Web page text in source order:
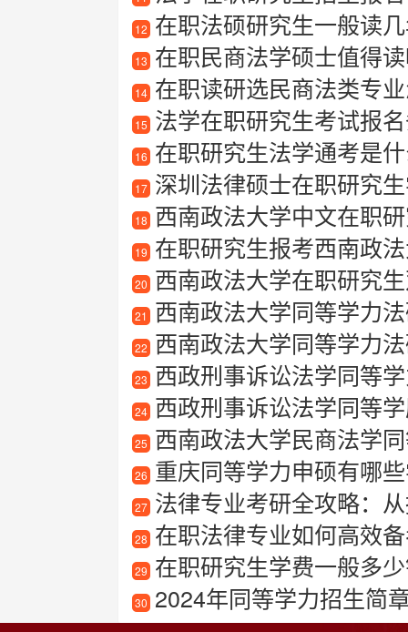
12 在职法硕研究生一般读
13 在职民商法学硕士值得
14 在职读研选民商法类专
15 法学在职研究生考试报
16 在职研究生法学通考是
17 深圳法律硕士在职研究
18 西南政法大学中文在职
19 在职研究生报考西南政法
20 西南政法大学在职研究
21 西南政法大学同等学力
22 西南政法大学同等学力
23 西政刑事诉讼法学同等
24 西政刑事诉讼法学同等
25 西南政法大学民商法学
26 重庆同等学力申硕有哪
27 法律专业考研全攻略：
28 在职法律专业如何高效
29 在职研究生学费一般多
30 2024年同等学力招生简章